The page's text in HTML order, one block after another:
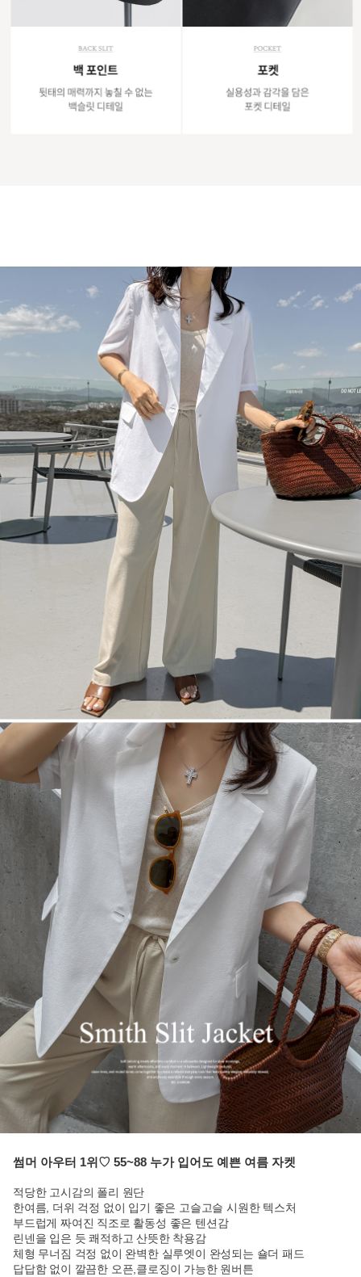
썸머 아우터 1위♡ 55~88 누가 입어도 예쁜 여름 자켓
적당한 고시감의 폴리 원단
한여름, 더위 걱정 없이 입기 좋은 고슬고슬 시원한 텍스처
부드럽게 짜여진 직조로 활동성 좋은 텐션감
린넨을 입은 듯 쾌적하고 산뜻한 착용감
체형 무너짐 걱정 없이 완벽한 실루엣이 완성되는 숄더 패드
답답함 없이 깔끔한 오픈,클로징이 가능한 원버튼